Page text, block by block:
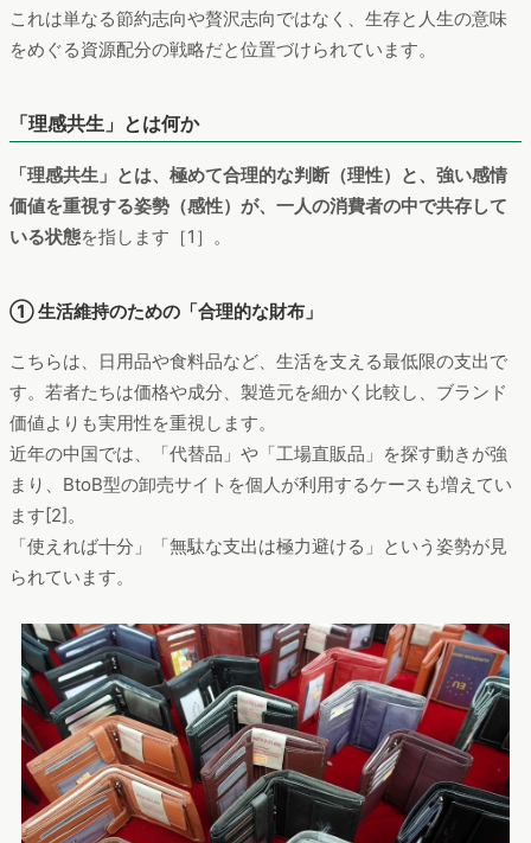
これは単なる節約志向や贅沢志向ではなく、生存と人生の意味
をめぐる資源配分の戦略だと位置づけられています。
「理感共生」とは何か
「理感共生」とは、極めて合理的な判断（理性）と、強い感情
価値を重視する姿勢（感性）が、一人の消費者の中で共存して
いる状態を指します［1］。
① 生活維持のための「合理的な財布」
こちらは、日用品や食料品など、生活を支える最低限の支出で
す。若者たちは価格や成分、製造元を細かく比較し、ブランド
価値よりも実用性を重視します。
近年の中国では、「代替品」や「工場直販品」を探す動きが強
まり、BtoB型の卸売サイトを個人が利用するケースも増えてい
ます[2]。
「使えれば十分」「無駄な支出は極力避ける」という姿勢が見
られています。